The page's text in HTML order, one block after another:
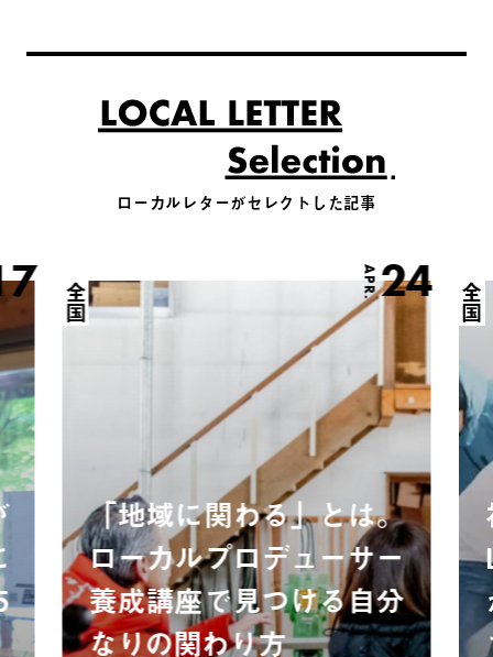
ローカルレターがセレクトした記事
APR.24
全国
「地域に関わる」とは。
ローカルプロデューサー
養成講座で見つける自分
なりの関わり方
全国